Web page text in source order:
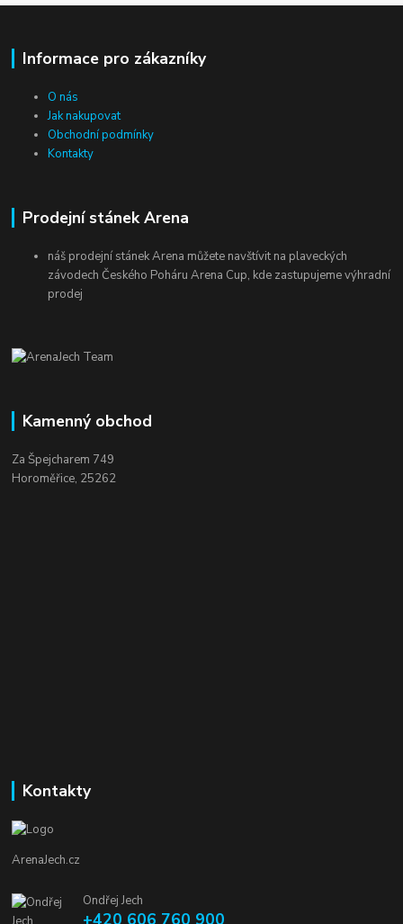
Informace pro zákazníky
O nás
Jak nakupovat
Obchodní podmínky
Kontakty
Prodejní stánek Arena
náš prodejní stánek Arena můžete navštívit na plaveckých
závodech Českého Poháru Arena Cup, kde zastupujeme výhradní
prodej
Kamenný obchod
Za Špejcharem 749
Horoměřice, 25262
Kontakty
ArenaJech.cz
Ondřej Jech